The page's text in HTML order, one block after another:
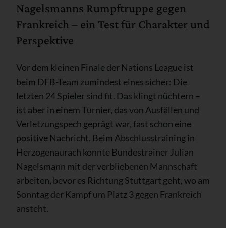
Nagelsmanns Rumpftruppe gegen
Frankreich – ein Test für Charakter und
Perspektive
Vor dem kleinen Finale der Nations League ist
beim DFB-Team zumindest eines sicher: Die
letzten 24 Spieler sind fit. Das klingt nüchtern –
ist aber in einem Turnier, das von Ausfällen und
Verletzungspech geprägt war, fast schon eine
positive Nachricht. Beim Abschlusstraining in
Herzogenaurach konnte Bundestrainer Julian
Nagelsmann mit der verbliebenen Mannschaft
arbeiten, bevor es Richtung Stuttgart geht, wo am
Sonntag der Kampf um Platz 3 gegen Frankreich
ansteht.